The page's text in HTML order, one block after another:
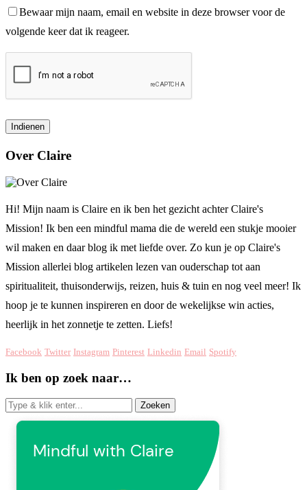
Bewaar mijn naam, email en website in deze browser voor de
volgende keer dat ik reageer.
Over Claire
Hi! Mijn naam is Claire en ik ben het gezicht achter Claire's
Mission! Ik ben een mindful mama die de wereld een stukje mooier
wil maken en daar blog ik met liefde over. Zo kun je op Claire's
Mission allerlei blog artikelen lezen van ouderschap tot aan
spiritualiteit, thuisonderwijs, reizen, huis & tuin en nog veel meer! Ik
hoop je te kunnen inspireren en door de wekelijkse win acties,
heerlijk in het zonnetje te zetten. Liefs!
Facebook Twitter Instagram Pinterest Linkedin Email Spotify
Ik ben op zoek naar…
Zoeken